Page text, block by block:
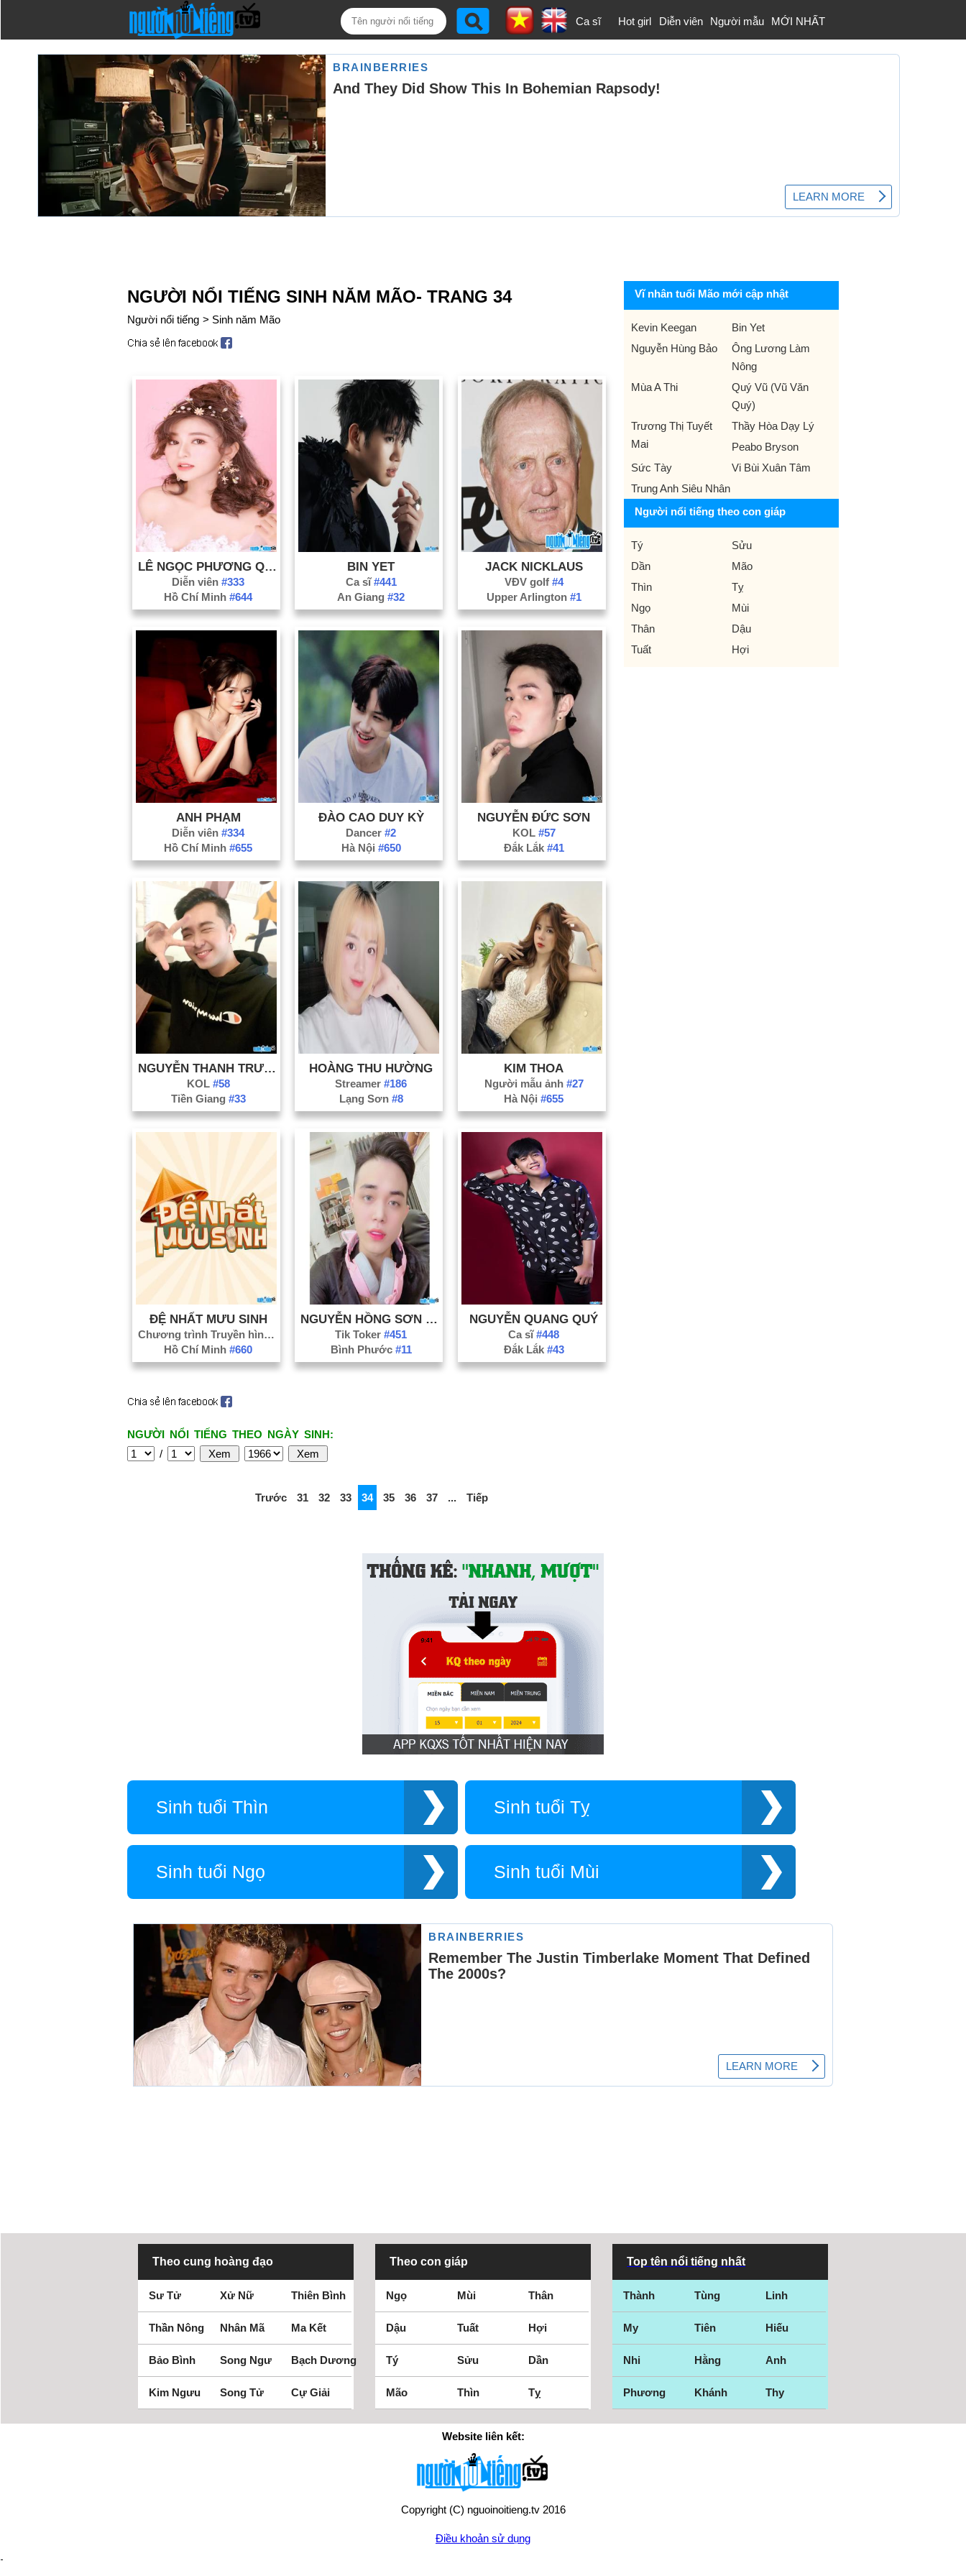
Ca sĩ Hot girl Diễn viên Người mẫu MỚI NHẤT
NGƯỜI NỔI TIẾNG SINH NĂM MÃO- TRANG 34
Người nổi tiếng > Sinh năm Mão
LÊ NGỌC PHƯƠNG QUỲNH
Diễn viên#333
Hồ Chí Minh#644
BIN YET
Ca sĩ#441
An Giang#32
JACK NICKLAUS
VĐV golf #4
Upper Arlington #1
ANH PHẠM
Diễn viên#334
Hồ Chí Minh#655
ĐÀO CAO DUY KỲ
Dancer#2
Hà Nội #650
NGUYỄN ĐỨC SƠN
KOL #57
Đắk Lắk #41
NGUYỄN THANH TRƯỜNG
KOL #58
Tiền Giang #33
HOÀNG THU HƯỜNG
Streamer#186
Lạng Sơn #8
KIM THOA
Người mẫu ảnh #27
Hà Nội#655
ĐỆ NHẤT MƯU SINH
Chương trình Truyền hình#92
Hồ Chí Minh#660
Tik Toker#451
Bình Phước #11
NGUYỄN QUANG QUÝ
Ca sĩ#448
Đắk Lắk #43
NGƯỜI NỔI TIẾNG THEO NGÀY SINH:
/
Trước 31 32 33 34 35 36 37 ... Tiếp
Vĩ nhân tuổi Mão mới cập nhật
Kevin Keegan
Bin Yet
Nguyễn Hùng Bảo
Ông Lương Làm
Nông
Mùa A Thi
Quý Vũ (Vũ Văn
Quý)
Trương Thị Tuyết
Mai
Thầy Hòa Dạy Lý
Peabo Bryson
Sức Tày
Vi Bùi Xuân Tâm
Trung Anh Siêu Nhân
Người nổi tiếng theo con giáp
Tý
Sửu
Dần
Mão
Thìn
Tỵ
Ngọ
Mùi
Thân
Dậu
Tuất
Hợi
Sinh tuổi Thìn Sinh tuổi Tỵ
Sinh tuổi Ngọ Sinh tuổi Mùi
Theo cung hoàng đạo
Sư Tử Xử Nữ Thiên Bình
Thần Nông Nhân Mã Ma Kết
Bảo Bình Song Ngư Bạch Dương
Kim Ngưu Song Tử Cự Giải
Theo con giáp
Ngọ Mùi Thân
Dậu Tuất Hợi
Tý Sửu Dần
Mão Thìn Tỵ
Top tên nổi tiếng nhất
Thành Tùng Linh
My Tiên Hiếu
Nhi Hằng Anh
Phương Khánh Thy
Website liên kết:
Copyright (C) nguoinoitieng.tv 2016
Điều khoản sử dụng